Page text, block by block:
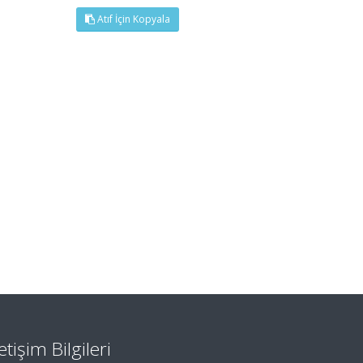
Atıf İçin Kopyala
Bilgileri